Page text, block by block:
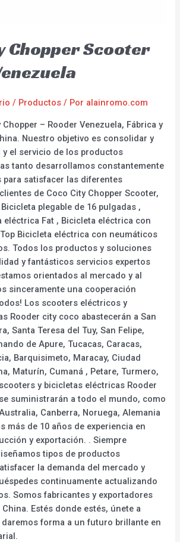
Chopper Scooter
/ Productos / Por alainromo.com
– Rooder Venezuela, Fábrica y
Nuestro objetivo es consolidar y
y el servicio de los productos
tanto desarrollamos constantemente
para satisfacer las diferentes
de Coco City Chopper Scooter,
plegable de 16 pulgadas ,
eléctrica Fat , Bicicleta eléctrica con
Bicicleta eléctrica con neumáticos
Todos los productos y soluciones
y fantásticos servicios expertos
orientados al mercado y al
sinceramente una cooperación
Los scooters eléctricos y
Rooder city coco abastecerán a San
Santa Teresa del Tuy, San Felipe,
de Apure, Tucacas, Caracas,
Barquisimeto, Maracay, Ciudad
Maturín, Cumaná , Petare, Turmero,
y bicicletas eléctricas Rooder
suministrarán a todo el mundo, como
Canberra, Noruega, Alemania
más de 10 años de experiencia en
y exportación. . Siempre
tipos de productos
la demanda del mercado y
continuamente actualizando
Somos fabricantes y exportadores
Estés donde estés, únete a
forma a un futuro brillante en